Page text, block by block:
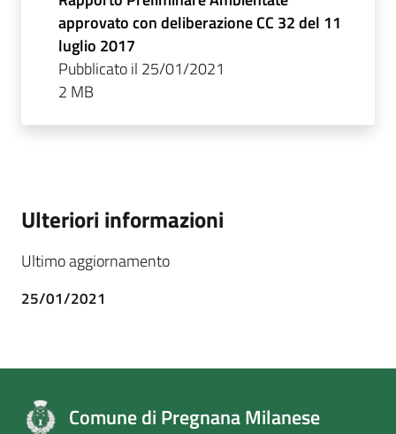
approvato con deliberazione CC 32 del 11
luglio 2017
Pubblicato il 25/01/2021
2 MB
Ulteriori informazioni
Ultimo aggiornamento
25/01/2021
Comune di Pregnana Milanese